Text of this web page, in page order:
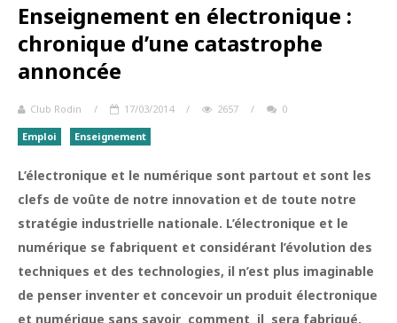
Vidéos
Membres
Enseignement en électronique :
chronique d’une catastrophe
annoncée
Club Rodin / 17/03/2014 / 2657 / 0
Emploi Enseignement
L’électronique et le numérique sont partout et sont les
clefs de voûte de notre innovation et de toute notre
stratégie industrielle nationale. L’électronique et le
numérique se fabriquent et considérant l’évolution des
techniques et des technologies, il n’est plus imaginable
de penser inventer et concevoir un produit électronique
et numérique sans savoir comment il sera fabriqué.